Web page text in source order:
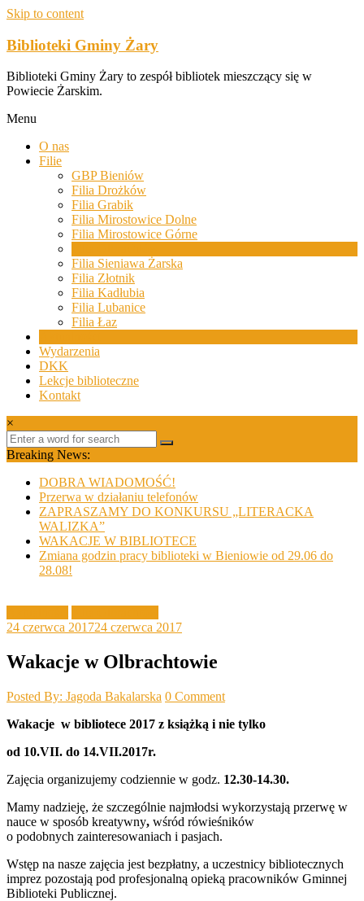
Skip to content
Biblioteki Gminy Żary
Biblioteki Gminy Żary to zespół bibliotek mieszczący się w
Powiecie Żarskim.
Menu
O nas
Filie
GBP Bieniów
Filia Drożków
Filia Grabik
Filia Mirostowice Dolne
Filia Mirostowice Górne
Filia Sieniawa Żarska
Filia Złotnik
Filia Kadłubia
Filia Lubanice
Filia Łaz
Wydarzenia
DKK
Lekcje biblioteczne
Kontakt
×
Breaking News:
DOBRA WIADOMOŚĆ!
Przerwa w działaniu telefonów
ZAPRASZAMY DO KONKURSU „LITERACKA
WALIZKA”
WAKACJE W BIBLIOTECE
Zmiana godzin pracy biblioteki w Bieniowie od 29.06 do
28.08!
24 czerwca 201724 czerwca 2017
Wakacje w Olbrachtowie
Posted By: Jagoda Bakalarska 0 Comment
Wakacje w bibliotece 2017 z książką i nie tylko
od 10.VII. do 14.VII.2017r.
Zajęcia organizujemy codziennie w godz. 12.30-14.30.
Mamy nadzieję, że szczególnie najmłodsi wykorzystają przerwę w
nauce w sposób kreatywny, wśród rówieśników
o podobnych zainteresowaniach i pasjach.
Wstęp na nasze zajęcia jest bezpłatny, a uczestnicy bibliotecznych
imprez pozostają pod profesjonalną opieką pracowników Gminnej
Biblioteki Publicznej.